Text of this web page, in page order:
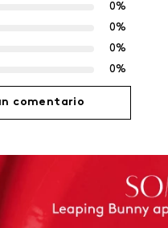
0%
0%
0%
0%
comentario